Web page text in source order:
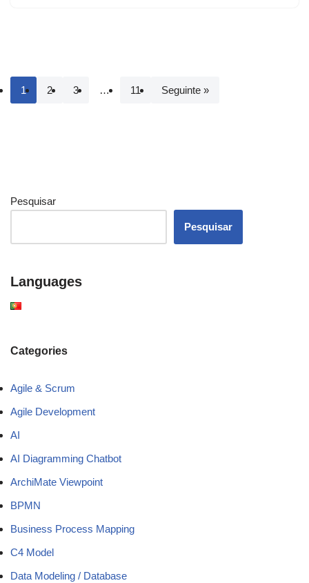
1 2 3 … 11 Seguinte »
Pesquisar
Pesquisar
Languages
Categories
Agile & Scrum
Agile Development
AI
AI Diagramming Chatbot
ArchiMate Viewpoint
BPMN
Business Process Mapping
C4 Model
Data Modeling / Database